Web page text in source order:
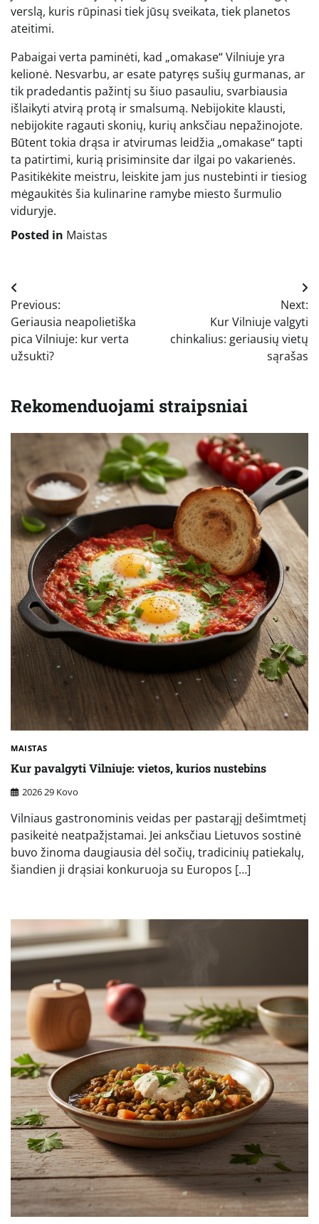
verslą, kuris rūpinasi tiek jūsų sveikata, tiek planetos
ateitimi.
Pabaigai verta paminėti, kad „omakase“ Vilniuje yra
kelionė. Nesvarbu, ar esate patyręs sušių gurmanas, ar
tik pradedantis pažintį su šiuo pasauliu, svarbiausia
išlaikyti atvirą protą ir smalsumą. Nebijokite klausti,
nebijokite ragauti skonių, kurių anksčiau nepažinojote.
Būtent tokia drąsa ir atvirumas leidžia „omakase“ tapti
ta patirtimi, kurią prisiminsite dar ilgai po vakarienės.
Pasitikėkite meistru, leiskite jam jus nustebinti ir tiesiog
mėgaukitės šia kulinarine ramybe miesto šurmulio
viduryje.
Posted in Maistas
Navigacija
tarp
įrašų
Previous:
Geriausia neapolietiška
pica Vilniuje: kur verta
užsukti?
Next:
Kur Vilniuje valgyti
chinkalius: geriausių vietų
sąrašas
Rekomenduojami straipsniai
MAISTAS
Kur pavalgyti Vilniuje: vietos, kurios nustebins
2026 29 Kovo
Vilniaus gastronominis veidas per pastarąjį dešimtmetį
pasikeitė neatpažįstamai. Jei anksčiau Lietuvos sostinė
buvo žinoma daugiausia dėl sočių, tradicinių patiekalų,
šiandien ji drąsiai konkuruoja su Europos […]